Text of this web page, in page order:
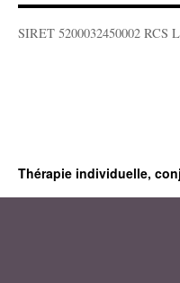
SIRET 5200032450002 RCS
Thérapie individuelle,